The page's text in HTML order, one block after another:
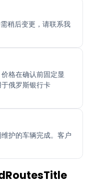
稍后变更，请联系我
格在确认前固定显
俄罗斯银行卡
护的车辆完成。客户